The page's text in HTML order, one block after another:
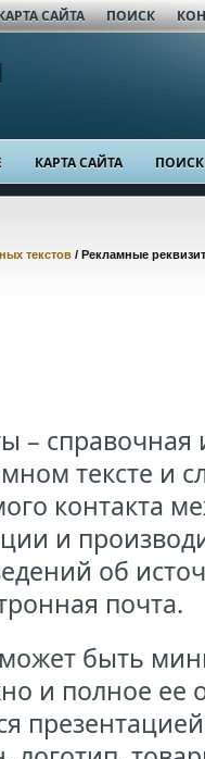
САЙТА ПОИСК
КАРТА САЙТА ПОИСК
текстов / Рекламные
–
тексте и
контакта
и
об
почта.
быть
и полное ее